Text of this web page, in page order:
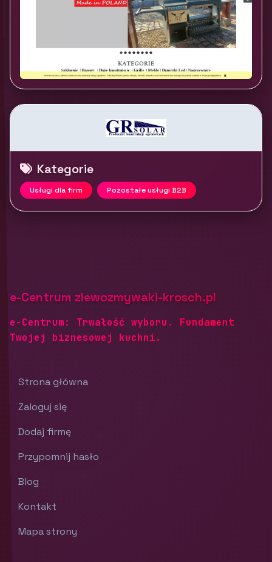
Kategorie
Usługi dla firm Pozostałe usługi B2B
e-Centrum zlewozmywaki-krosch.pl
e-Centrum: Trwałość wyboru. Fundament
Twojej biznesowej kuchni.
Strona główna
Zaloguj się
Dodaj firmę
Przypomnij hasło
Blog
Kontakt
Mapa strony